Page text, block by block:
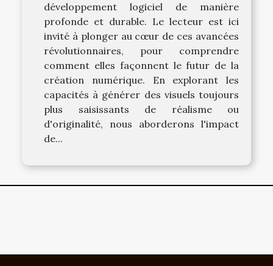
développement logiciel de manière
profonde et durable. Le lecteur est ici
invité à plonger au cœur de ces avancées
révolutionnaires, pour comprendre
comment elles façonnent le futur de la
création numérique. En explorant les
capacités à générer des visuels toujours
plus saisissants de réalisme ou
d'originalité, nous aborderons l'impact
de...